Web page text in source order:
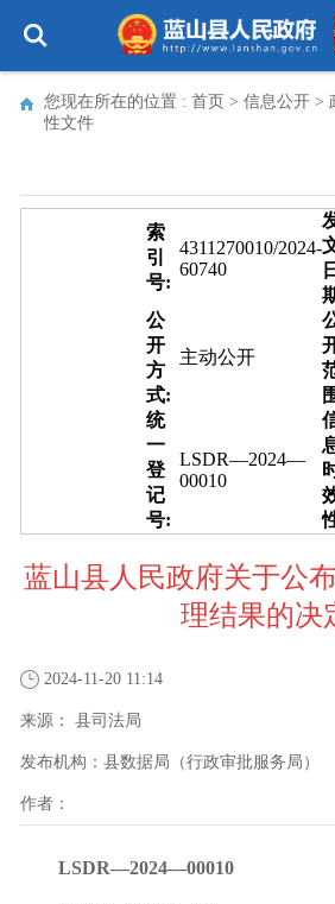
您现在所在的位置 : 首页 > 信息公开 >
性文件
索
引
号:
4311270010/2024-
60740
日
公
开
方
式:
主动公开
统
一
登
记
号:
LSDR—2024—
00010
蓝山县人民政府关于公
理结果的决
2024-11-20 11:14
来源： 县司法局
发布机构： 县数据局（行政审批服务局）
作者：
LSDR—2024—00010